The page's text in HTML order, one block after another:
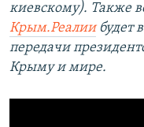
киевскому). Также
Крым.Реалиибудет
передачи
Крыму и мире.